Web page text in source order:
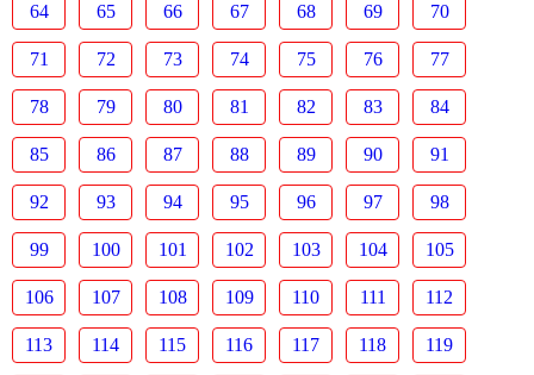
64 65 66 67 68 69 70
71 72 73 74 75 76 77
78 79 80 81 82 83 84
85 86 87 88 89 90 91
92 93 94 95 96 97 98
99 100 101 102 103 104 105
106 107 108 109 110 111 112
113 114 115 116 117 118 119